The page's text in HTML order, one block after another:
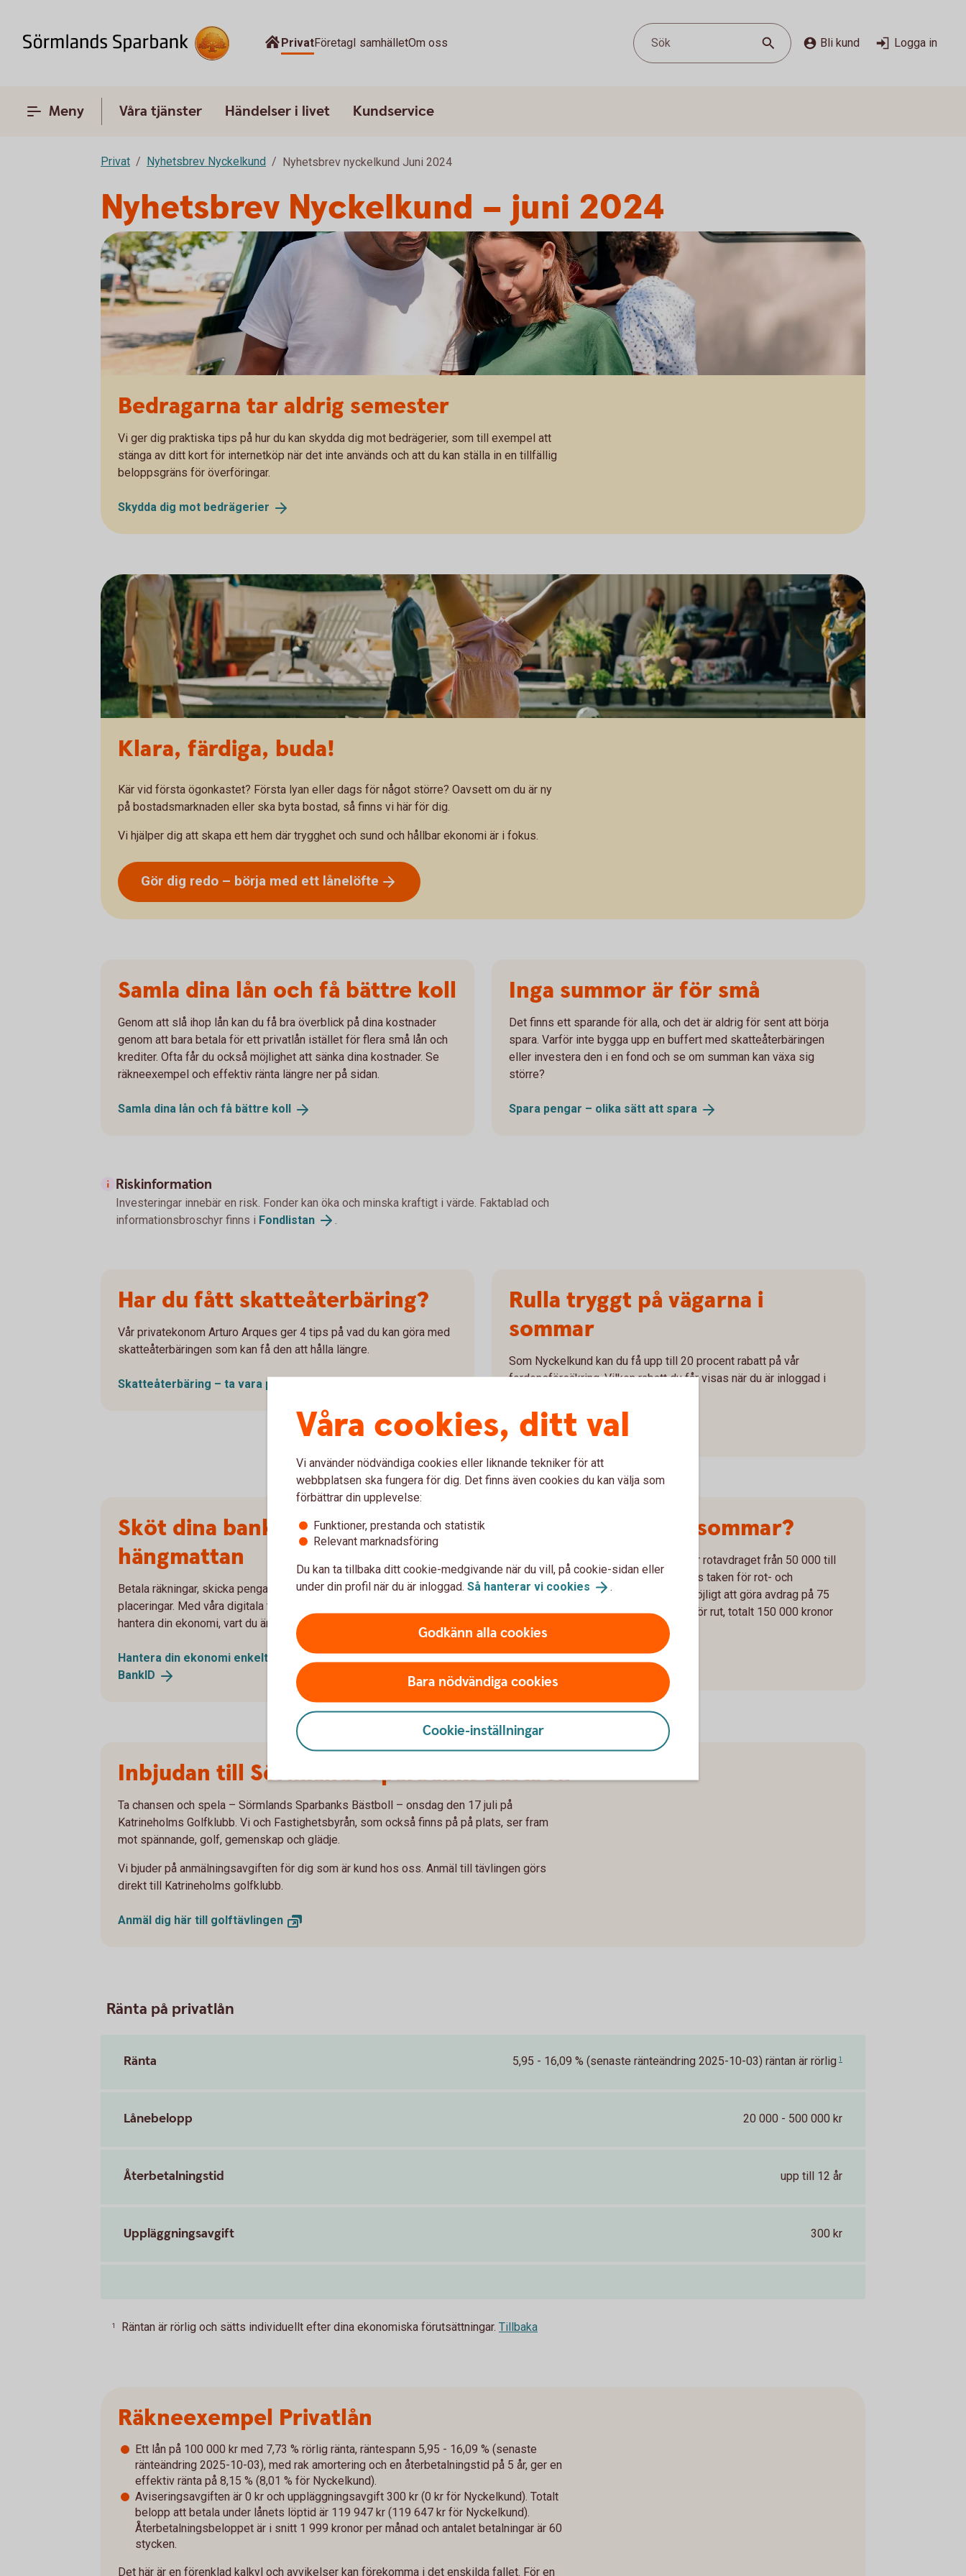
PrivatFöretagI samhälletOm oss Sök Bli kund Logga in
Meny Våra tjänster Händelser i livet Kundservice
Privat Nyhetsbrev Nyckelkund Nyhetsbrev nyckelkund Juni 2024
Nyhetsbrev Nyckelkund – juni 2024
Bedragarna tar aldrig semester
Vi ger dig praktiska tips på hur du kan skydda dig mot bedrägerier, som till exempel att
stänga av ditt kort för internetköp när det inte används och att du kan ställa in en tillfällig
beloppsgräns för överföringar.
Skydda dig mot bedrägerier
Klara, färdiga, buda!
Kär vid första ögonkastet? Första lyan eller dags för något större? Oavsett om du är ny
på bostadsmarknaden eller ska byta bostad, så finns vi här för dig.
Vi hjälper dig att skapa ett hem där trygghet och sund och hållbar ekonomi är i fokus.
Gör dig redo – börja med ett lånelöfte
Samla dina lån och få bättre koll
Genom att slå ihop lån kan du få bra överblick på dina kostnader
genom att bara betala för ett privatlån istället för flera små lån och
krediter. Ofta får du också möjlighet att sänka dina kostnader. Se
räkneexempel och effektiv ränta längre ner på sidan.
Samla dina lån och få bättre koll
Inga summor är för små
Det finns ett sparande för alla, och det är aldrig för sent att börja
spara. Varför inte bygga upp en buffert med skatteåterbäringen
eller investera den i en fond och se om summan kan växa sig
större?
Spara pengar – olika sätt att spara
Riskinformation
Investeringar innebär en risk. Fonder kan öka och minska kraftigt i värde. Faktablad och
informationsbroschyr finns i Fondlistan
Har du fått skatteåterbäring?
Vår privatekonom Arturo Arques ger 4 tips på vad du kan göra med
skatteåterbäringen som kan få den att hålla längre.
Skatteåterbäring – ta vara på
Rulla tryggt på vägarna i
sommar
Som Nyckelkund kan du få upp till 20 procent rabatt på vår
fordonsförsäkring. Vilken rabatt du får visas när du är inloggad i
Skaffa bilförsäkring
Sköt dina bankärenden från
hängmattan
Betala räkningar, skicka pengar, hantera dina kort, se över dina
placeringar. Med våra digitala tjänster kan du enkelt hålla koll på och
hantera din ekonomi, vart du än befinner dig.
Hantera din ekonomi enkelt med appen, internetbanken och
BankID
Ska du renovera i sommar?
Från och med 1 juli 2024 höjs taket för rotavdraget från 50 000 till
75 000 kronor och samtidigt separeras taken för rot- och
rutavdragen. Det innebär att det blir möjligt att göra avdrag på 75
000 kronor för rot och 75 000 kronor för rut, totalt 150 000 kronor
per person och år.
Rot och rut – så funkardet
Inbjudan till Sörmlands Sparbanks Bästboll
Ta chansen och spela – Sörmlands Sparbanks Bästboll – onsdag den 17 juli på
Katrineholms Golfklubb. Vi och Fastighetsbyrån, som också finns på på plats, ser fram
mot spännande, golf, gemenskap och glädje.
Vi bjuder på anmälningsavgiften för dig som är kund hos oss. Anmäl till tävlingen görs
direkt till Katrineholms golfklubb.
Anmäl dig här till golftävlingen
Ränta på privatlån
Ränta 5,95 - 16,09 % (senaste ränteändring 2025-10-03) räntan är rörlig 1
Lånebelopp 20 000 - 500 000 kr
Återbetalningstid upp till 12 år
Uppläggningsavgift 300 kr
1 Räntan är rörlig och sätts individuellt efter dina ekonomiska förutsättningar. Tillbaka
Räkneexempel Privatlån
Ett lån på 100 000 kr med 7,73 % rörlig ränta, räntespann 5,95 - 16,09 % (senaste
ränteändring 2025-10-03), med rak amortering och en återbetalningstid på 5 år, ger en
effektiv ränta på 8,15 % (8,01 % för Nyckelkund).
Aviseringsavgiften är 0 kr och uppläggningsavgift 300 kr (0 kr för Nyckelkund). Totalt
belopp att betala under lånets löptid är 119 947 kr (119 647 kr för Nyckelkund).
Återbetalningsbeloppet är i snitt 1 999 kronor per månad och antalet betalningar är 60
stycken.
Det här är en förenklad kalkyl och avvikelser kan förekomma i det enskilda fallet. För en
Våra cookies, ditt val
Vi använder nödvändiga cookies eller liknande tekniker för att
webbplatsen ska fungera för dig. Det finns även cookies du kan välja som
förbättrar din upplevelse:
Funktioner, prestanda och statistik
Relevant marknadsföring
Du kan ta tillbaka ditt cookie-medgivande när du vill, på cookie-sidan eller
under din profil när du är inloggad. Så hanterar vi cookies .
Godkänn alla cookies
Bara nödvändiga cookies
Cookie-inställningar